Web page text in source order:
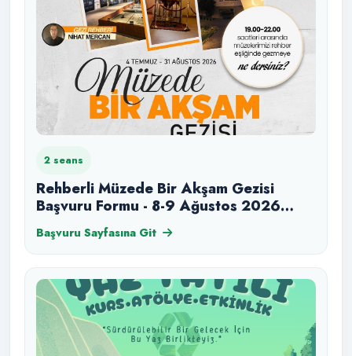
2 seans
Rehberli Müzede Bir Akşam Gezisi
Başvuru Formu - 8-9 Ağustos 2026
Cumartesi-Pazar
Başvuru Sayfasına Git